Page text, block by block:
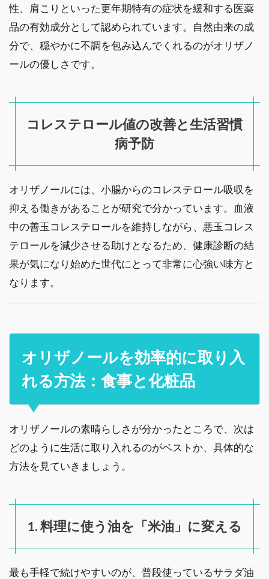
性、肩こりといった更年期特有の症状を緩和する医薬
品の有効成分として認められています。自然由来の成
分で、穏やかに不調を包み込んでくれるのがオリザノ
ールの優しさです。
コレステロール値の改善と生活習慣
病予防
オリザノールには、小腸からのコレステロール吸収を
抑える働きがあることが研究で分かっています。血液
中の善玉コレステロールを維持しながら、悪玉コレス
テロールを減少させる助けとなるため、健康診断の結
果が気になり始めた世代にとって非常に心強い味方と
なります。
オリザノールを効率的に取り入
れる方法：食事と化粧品
オリザノールの素晴らしさが分かったところで、次は
どのように生活に取り入れるのがベストか、具体的な
方法を見ていきましょう。
1. 料理に使う油を「米油」に変える
最も手軽で続けやすいのが、普段使っているサラダ油